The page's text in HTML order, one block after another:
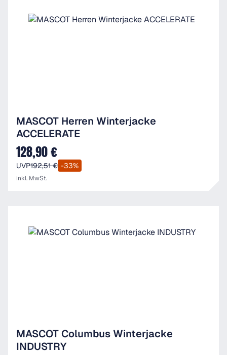
MASCOT Herren Winterjacke
ACCELERATE
Verkaufspreis:
128,90 €
UVP192,51 € -33%
inkl. MwSt.
MASCOT Columbus Winterjacke
INDUSTRY